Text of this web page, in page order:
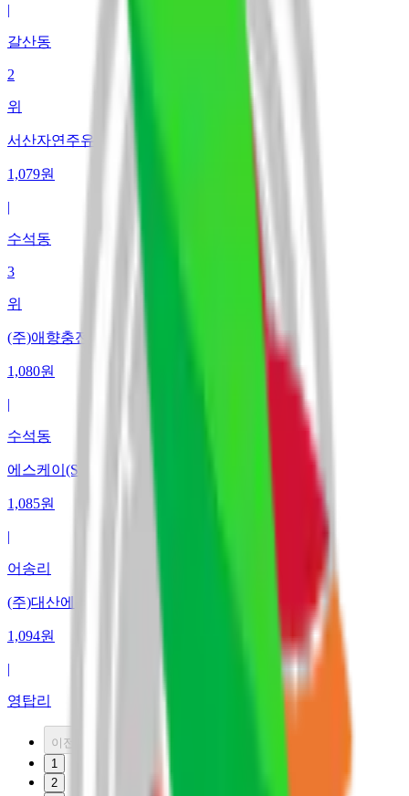
|
갈산동
2
위
서산자연주유소/충전소 자연수석에너지(주)
1,079원
|
수석동
3
위
(주)애향충전소
1,080원
|
수석동
에스케이(SK)서산충전소
1,085원
|
어송리
(주)대산에너지
1,094원
|
영탑리
이전
1
2